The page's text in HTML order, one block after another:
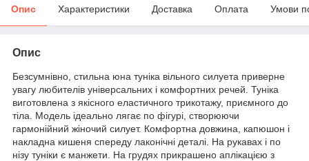
Опис Характеристики Доставка Оплата Умови
Опис
Безсумнівно, стильна юна туніка вільного силуета приверне
увагу любителів універсальних і комфортних речей. Туніка
виготовлена з якісного еластичного трикотажу, приємного до
тіла. Модель ідеально лягає по фігурі, створюючи
гармонійний жіночий силует. Комфортна довжина, капюшон і
накладна кишеня спереду лаконічні деталі. На рукавах і по
нізу туніки є манжети. На грудях прикрашено аплікацією з